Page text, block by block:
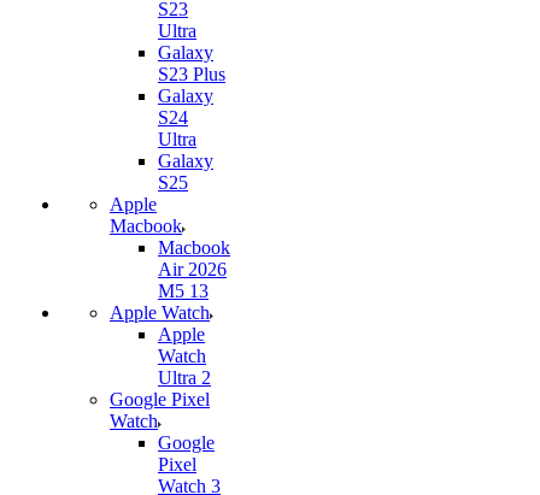
S23
Ultra
Galaxy
S23 Plus
Galaxy
S24
Ultra
Galaxy
S25
Apple
Macbook
Macbook
Air 2026
M5 13
Apple Watch
Apple
Watch
Ultra 2
Google Pixel
Watch
Google
Pixel
Watch 3